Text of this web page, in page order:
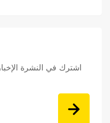
اشترك في النشرة